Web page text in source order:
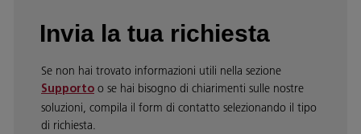
Invia la tua richiesta
Se non hai trovato informazioni utili nella sezione
Supporto o se hai bisogno di chiarimenti sulle nostre
soluzioni, compila il form di contatto selezionando il tipo
di richiesta.